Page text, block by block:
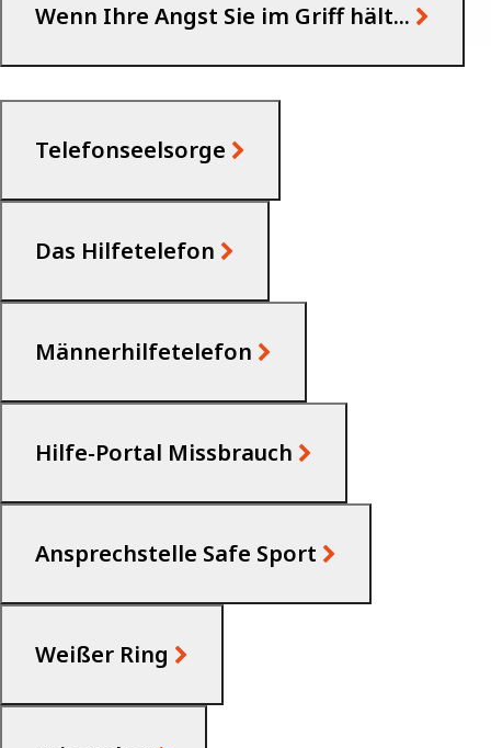
Wenn Ihre Angst Sie im Griff hält...
Telefonseelsorge
Das Hilfetelefon
Männerhilfetelefon
Hilfe-Portal Missbrauch
Ansprechstelle Safe Sport
Weißer Ring